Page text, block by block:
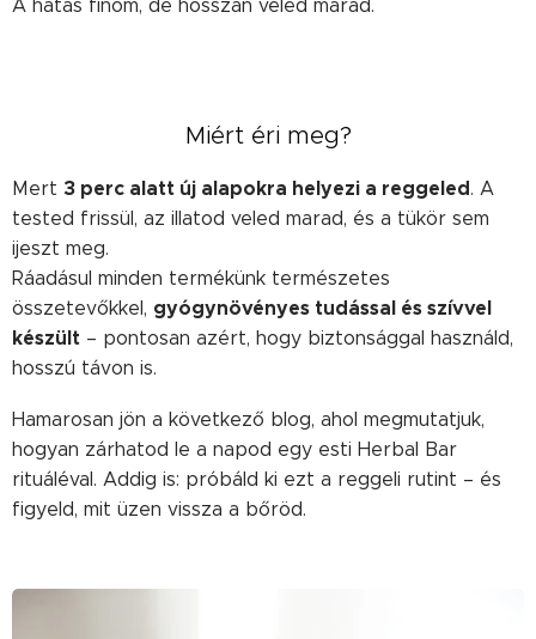
A hatás finom, de hosszan veled marad.
Miért éri meg?
Mert 3 perc alatt új alapokra helyezi a reggeled. A
tested frissül, az illatod veled marad, és a tükör sem
ijeszt meg.
Ráadásul minden termékünk természetes
összetevőkkel, gyógynövényes tudással és szívvel
készült – pontosan azért, hogy biztonsággal használd,
hosszú távon is.
Hamarosan jön a következő blog, ahol megmutatjuk,
hogyan zárhatod le a napod egy esti Herbal Bar
rituáléval. Addig is: próbáld ki ezt a reggeli rutint – és
figyeld, mit üzen vissza a bőröd.